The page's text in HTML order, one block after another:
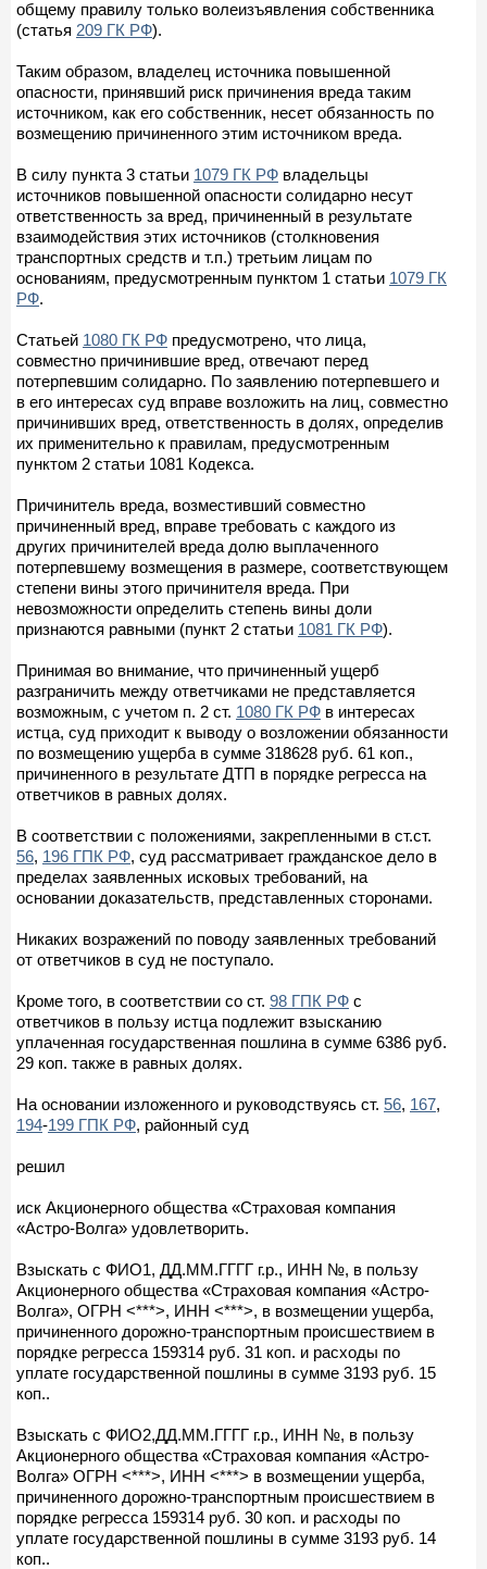
общему правилу только волеизъявления собственника
(статья 209 ГК РФ).
Таким образом, владелец источника повышенной
опасности, принявший риск причинения вреда таким
источником, как его собственник, несет обязанность по
возмещению причиненного этим источником вреда.
В силу пункта 3 статьи 1079 ГК РФ владельцы
источников повышенной опасности солидарно несут
ответственность за вред, причиненный в результате
взаимодействия этих источников (столкновения
транспортных средств и т.п.) третьим лицам по
основаниям, предусмотренным пунктом 1 статьи 1079 ГК
РФ.
Статьей 1080 ГК РФ предусмотрено, что лица,
совместно причинившие вред, отвечают перед
потерпевшим солидарно. По заявлению потерпевшего и
в его интересах суд вправе возложить на лиц, совместно
причинивших вред, ответственность в долях, определив
их применительно к правилам, предусмотренным
пунктом 2 статьи 1081 Кодекса.
Причинитель вреда, возместивший совместно
причиненный вред, вправе требовать с каждого из
других причинителей вреда долю выплаченного
потерпевшему возмещения в размере, соответствующем
степени вины этого причинителя вреда. При
невозможности определить степень вины доли
признаются равными (пункт 2 статьи 1081 ГК РФ).
Принимая во внимание, что причиненный ущерб
разграничить между ответчиками не представляется
возможным, с учетом п. 2 ст. 1080 ГК РФ в интересах
истца, суд приходит к выводу о возложении обязанности
по возмещению ущерба в сумме 318628 руб. 61 коп.,
причиненного в результате ДТП в порядке регресса на
ответчиков в равных долях.
В соответствии с положениями, закрепленными в ст.ст.
56, 196 ГПК РФ, суд рассматривает гражданское дело в
пределах заявленных исковых требований, на
основании доказательств, представленных сторонами.
Никаких возражений по поводу заявленных требований
от ответчиков в суд не поступало.
Кроме того, в соответствии со ст. 98 ГПК РФ с
ответчиков в пользу истца подлежит взысканию
уплаченная государственная пошлина в сумме 6386 руб.
29 коп. также в равных долях.
На основании изложенного и руководствуясь ст. 56, 167,
194-199 ГПК РФ, районный суд
решил
иск Акционерного общества «Страховая компания
«Астро-Волга» удовлетворить.
Взыскать с ФИО1, ДД.ММ.ГГГГ г.р., ИНН №, в пользу
Акционерного общества «Страховая компания «Астро-
Волга», ОГРН <***>, ИНН <***>, в возмещении ущерба,
причиненного дорожно-транспортным происшествием в
порядке регресса 159314 руб. 31 коп. и расходы по
уплате государственной пошлины в сумме 3193 руб. 15
коп..
Взыскать с ФИО2,ДД.ММ.ГГГГ г.р., ИНН №, в пользу
Акционерного общества «Страховая компания «Астро-
Волга» ОГРН <***>, ИНН <***> в возмещении ущерба,
причиненного дорожно-транспортным происшествием в
порядке регресса 159314 руб. 30 коп. и расходы по
уплате государственной пошлины в сумме 3193 руб. 14
коп..